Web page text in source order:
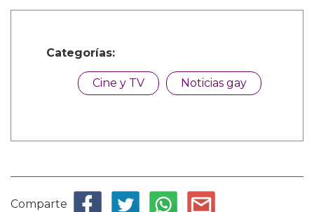
Categorías:
Cine y TV Noticias gay
Comparte